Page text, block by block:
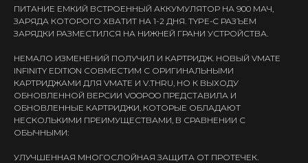
ПИТАНИЕ ЕМКИЙ ВСТРОЕННЫЙ АККУМУЛЯТОР НА 900 МАЧ,
ЗАРЯДА КОТОРОГО ХВАТИТ НА 1-2 ДНЯ. TYPE-C РАЗЪЕМ
ЗАРЯДКИ РАЗМЕСТИЛСЯ НА НИЖНЕЙ ГРАНИ УСТРОЙСТВА.
НЕМАЛО ИЗМЕНЕНИЙ ПОЛУЧИЛ И КАРТРИДЖ. НОВЫЙ VMATE
INFINITY EDITION СОВМЕСТИМ С ОРИГИНАЛЬНЫМИ
КАРТРИДЖАМИ ДЛЯ VMATE И V.THRU, НО К ВЫХОДУ
ОБНОВЛЕННОЙ ВЕРСИИ VOOPOO ПРЕДСТАВИЛА И
ОБНОВЛЕННЫЕ КАРТРИДЖИ, КОТОРЫЕ ОБЛАДАЮТ
НЕСКОЛЬКИМИ ПРЕИМУЩЕСТВАМИ, В СРАВНЕНИИ С
ОБЫЧНЫМИ:
УЛУЧШЕННАЯ МНОГОСЛОЙНАЯ ЗАЩИТА ОТ ПРОТЕЧЕК.